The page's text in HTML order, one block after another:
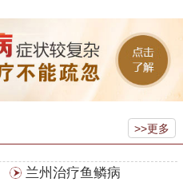
>>更多
兰州治疗鱼鳞病